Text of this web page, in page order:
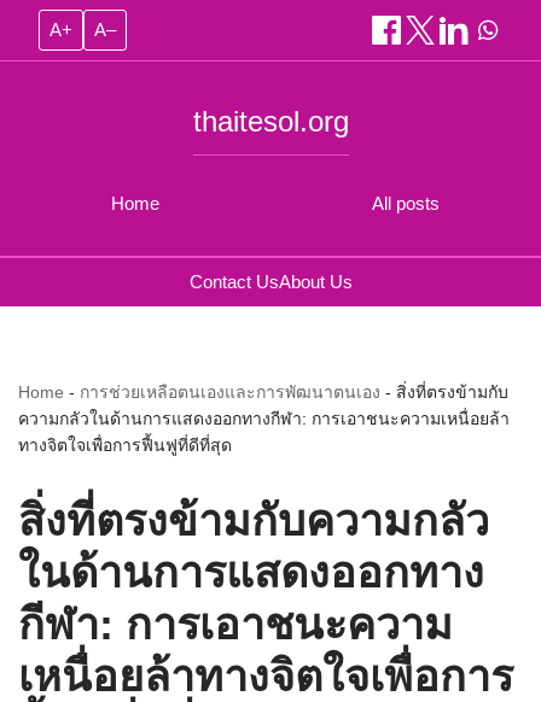
A+ A–
Home
thaitesol.org
All posts
Contact UsAbout Us
Home - การช่วยเหลือตนเองและการพัฒนาตนเอง - สิ่งที่ตรงข้ามกับ
ความกลัวในด้านการแสดงออกทางกีฬา: การเอาชนะความเหนื่อยล้า
ทางจิตใจเพื่อการฟื้นฟูที่ดีที่สุด
สิ่งที่ตรงข้ามกับความกลัว
ในด้านการแสดงออกทาง
กีฬา: การเอาชนะความ
เหนื่อยล้าทางจิตใจเพื่อการ